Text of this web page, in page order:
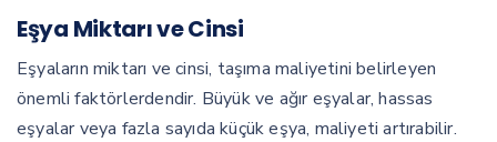
Eşya Miktarı ve Cinsi
Eşyaların miktarı ve cinsi, taşıma maliyetini belirleyen
önemli faktörlerdendir. Büyük ve ağır eşyalar, hassas
eşyalar veya fazla sayıda küçük eşya, maliyeti artırabilir.